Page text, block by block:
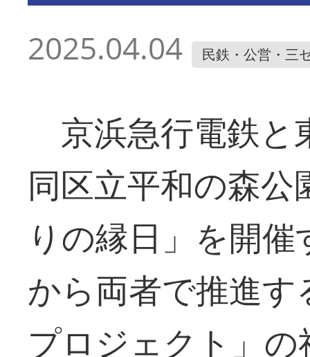
2025.04.04 民鉄・公営・三
京浜急行電鉄と
同区立平和の森
りの縁日」を開
から両者で推進
プロジェクト」